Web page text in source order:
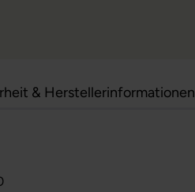
& Herstellerinformationen